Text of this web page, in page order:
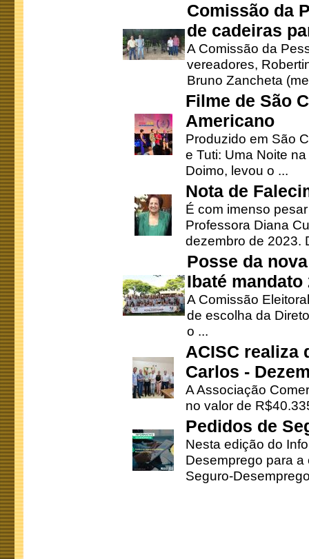
Comissão da
de cadeiras
A Comissão da
vereadores,
Bruno Zancheta
Filme de São
Americano
Produzido em São
e Tuti: Uma Noite
Doimo, levou o ...
Nota de
É com imenso
Professora Diana
dezembro de 2023.
Posse da
Ibaté mandato
A Comissão
de escolha da
o ...
ACISC realiza
Carlos -
A Associação
no valor de
Pedidos de
Nesta edição do
Desemprego para
Seguro-